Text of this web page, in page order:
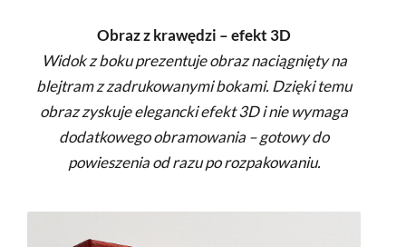
Obraz z krawędzi – efekt 3D
Widok z boku prezentuje obraz naciągnięty na
blejtram z zadrukowanymi bokami. Dzięki temu
obraz zyskuje elegancki efekt 3D i nie wymaga
dodatkowego obramowania – gotowy do
powieszenia od razu po rozpakowaniu.